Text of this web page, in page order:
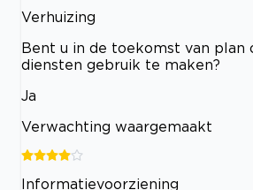
Verhuizing
Bent u in de toekomst van plan
diensten gebruik te maken?
Ja
Verwachting waargemaakt
Informatievoorziening